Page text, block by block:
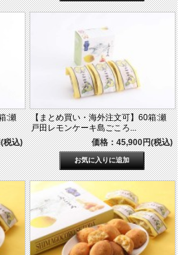
:瀬
税込)
【まとめ買い・海外注文可】60箱:瀬
戸田レモンケーキ島ごころ...
価格：45,900円(税込)